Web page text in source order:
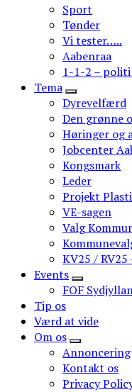
Sport
Tønder
Vi tester…..
Aabenraa
1-1-2 –
Tema
Dyrevelfærd
Den grønne
Høringer og
Jobcenter
Kongsmark
Leder
Projekt
VE-sagen
Valg
KV25 / RV25
Events
FOF
Tip os
Værd at vide
Om os
Annoncering
Kontakt os
Privacy